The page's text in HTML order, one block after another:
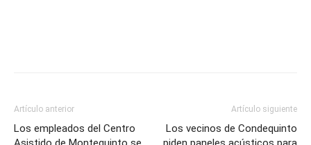
Artículo anterior
Los empleados del Centro
Artículo siguiente
Los vecinos de Condequinto